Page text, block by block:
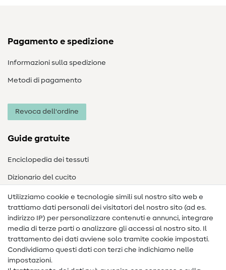
Pagamento e spedizione
Informazioni sulla spedizione
Metodi di pagamento
Revoca dell'ordine
Guide gratuite
Enciclopedia dei tessuti
Dizionario del cucito
Nähanleitungen
Assistenza e contatto
Contatto
Informazioni sul nuovo proprietario
Utilizziamo cookie e tecnologie simili sul nostro sito web e
trattiamo dati personali dei visitatori del nostro sito (ad es.
indirizzo IP) per personalizzare contenuti e annunci, integrare
media di terze parti o analizzare gli accessi al nostro sito. Il
trattamento dei dati avviene solo tramite cookie impostati.
Condividiamo questi dati con terzi che indichiamo nelle
impostazioni.